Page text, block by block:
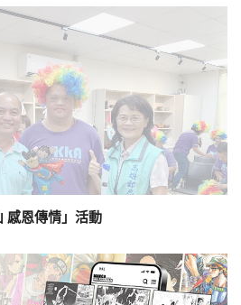
感恩傳情」活動